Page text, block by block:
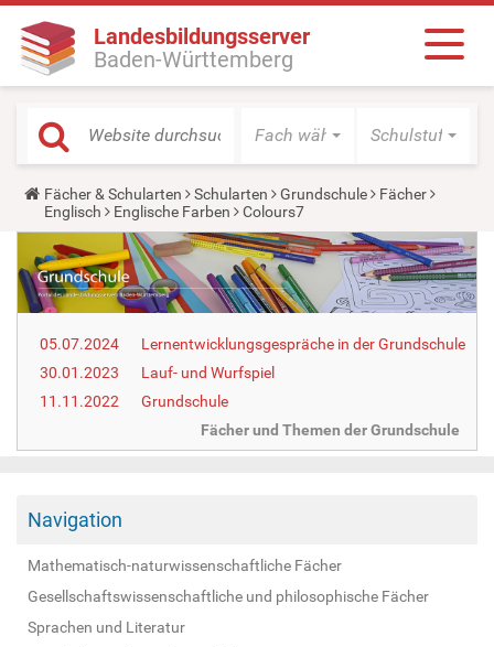
Landesbildungsserver
Baden-Württemberg
Fach wählen Schulstufe
Y
o
u
r
e
h
e
e
:
Fächer & Schularten Schularten Grundschule
Fächer
Englisch
Englische Farben Colours7
05.07.2024
Lernentwicklungsgespräche in der Grundschule
30.01.2023
Lauf- und Wurfspiel
11.11.2022
Grundschule
Fächer und Themen der Grundschule
Navigation
Mathematisch-naturwissenschaftliche Fächer
Gesellschaftswissenschaftliche und philosophische Fächer
Sprachen und Literatur